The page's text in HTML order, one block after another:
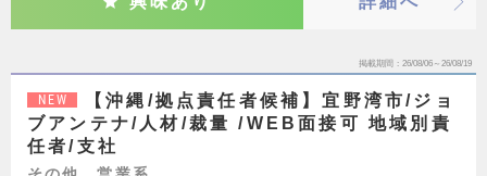
掲載期間 26/08/06～26/08/19
NEW
【沖縄/拠点責任者候補】宜野湾市/ジョ
ブアンテナ/人材/裁量 /WEB面接可 地域別責
任者/支社